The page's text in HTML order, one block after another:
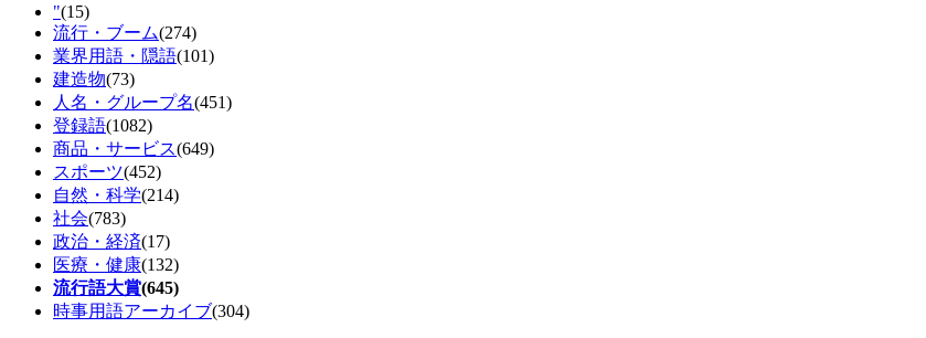
"(15)
流行・ブーム(274)
業界用語・隠語(101)
建造物(73)
人名・グループ名(451)
登録語(1082)
商品・サービス(649)
スポーツ(452)
自然・科学(214)
社会(783)
政治・経済(17)
医療・健康(132)
流行語大賞(645)
時事用語アーカイブ(304)